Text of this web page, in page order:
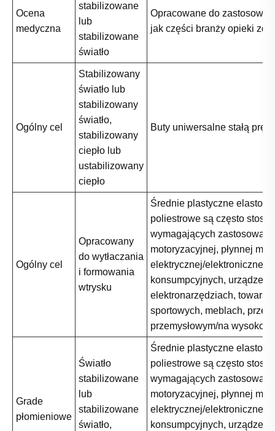
Ocena
medyczna
stabilizowane
lub
stabilizowane
światło
Opracowane do
jak części branży opieki
Ogólny cel
Stabilizowany
światło lub
stabilizowany
światło,
stabilizowany
ciepło lub
ustabilizowany
ciepło
Buty uniwersalne stałą
Ogólny cel
Opracowany
do wytłaczania
i formowania
wtrysku
Średnie plastyczne
poliestrowe są często
wymagających
motoryzacyjnej, płynnej
elektrycznej/elektronicznej,
konsumpcyjnych, urządzeń i
elektronarzędziach,
sportowych, meblach,
przemysłowym/na
Grade
płomieniowe
Światło
stabilizowane
lub
stabilizowane
światło,
Średnie plastyczne
poliestrowe są często
wymagających
motoryzacyjnej, płynnej
elektrycznej/elektronicznej,
konsumpcyjnych, urządzeń i